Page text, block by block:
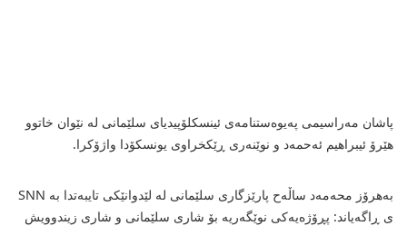
پاشان مه‌راسیمی په‌یوه‌ستنامه‌ی ئینسکلۆپیدیای سلێمانی له‌ نێوان خاتوو
هێرۆ ئیبراهیم ئه‌حمه‌د و نوێنه‌ری ڕێکخراوی یونسکۆدا واژۆکرا.
به‌هرۆز محه‌مه‌د ساڵه‌ح پارێزگاری سلێمانی له‌ لێدوانێکی تایبه‌تدا به‌ SNN
ی ڕاگه‌یاند: پڕۆژه‌یه‌کی نوێگه‌ریه‌ بۆ شاری سلێمانی و شاری زیندوویش